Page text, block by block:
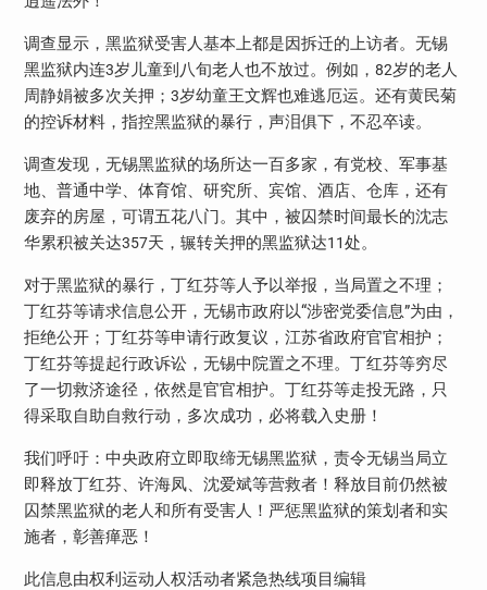
调查显示，黑监狱受害人基本上都是因拆迁的上访者。无锡
黑监狱内连3岁儿童到八旬老人也不放过。例如， 82岁的老人
周静娟被多次关押； 3岁幼童王文辉也难逃厄运。还有黄民菊
的控诉材料，指控黑监狱的暴行，声泪俱下，不忍卒读。
调查发现，无锡黑监狱的场所达一百多家，有党校、军事基
地、普通中学、体育馆、研究所、宾馆、酒店、仓库，还有
废弃的房屋，可谓五花八门。其中，被囚禁时间最长的沈志
华累积被关达357天，辗转关押的黑监狱达11处。
对于黑监狱的暴行，丁红芬等人予以举报，当局置之不理；
丁红芬等请求信息公开，无锡市政府以“涉密党委信息”为由，
拒绝公开；丁红芬等申请行政复议，江苏省政府官官相护；
丁红芬等提起行政诉讼，无锡中院置之不理。丁红芬等穷尽
了一切救济途径，依然是官官相护。丁红芬等走投无路，只
得采取自助自救行动，多次成功，必将载入史册！
我们呼吁：中央政府立即取缔无锡黑监狱，责令无锡当局立
即释放丁红芬、许海凤、沈爱斌等营救者！释放目前仍然被
囚禁黑监狱的老人和所有受害人！严惩黑监狱的策划者和实
施者，彰善瘅恶！
此信息由权利运动人权活动者紧急热线项目编辑